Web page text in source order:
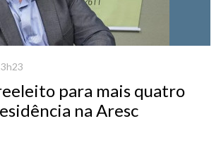
para mais quatro
na Aresc